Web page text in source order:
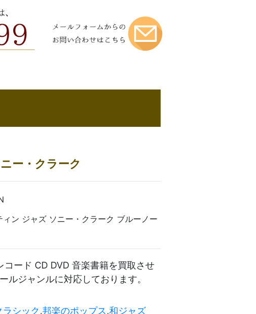
ー・クラーク
ン ジャズ ソニー・クラーク ブルーノー
ード CD DVD 音楽書籍を買取させ
ルジャンルに対応しております。
ラシック,邦楽のポップス,和ジャズ